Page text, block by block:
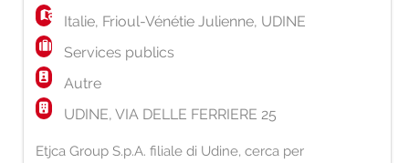
stabilimento - Attivi
Italie, Frioul-Vénétie Julienne, UDINE
Services publics
Autre
UDINE, VIA DELLE FERRIERE 25
Etjca Group S.p.A. filiale di Udine, cerca per